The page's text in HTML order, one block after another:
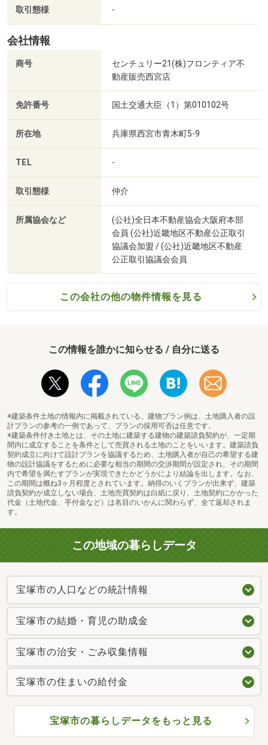
ご安心してご内覧頂けます！
・○・●・○・ ●・○・●・○・●・○・●・
■お客様のご都合に合わせてご案内■
『ローン相談だけ』『お家の中だけ見てみたい』などご要
望にお応え致します！
おおよその所要時間は下記をご参考ください
・現地／物件見学（約30分～）
・資金計画やローンのご相談（約30分～）
・○・●・○・ ●・○・●・○・●・○・●・
取引態様 -
会社情報
商号
センチュリー21(株)フロンティア不
動産販売西宮店
免許番号 国土交通大臣（1）第010102号
所在地 兵庫県西宮市青木町5-9
TEL -
取引態様 仲介
所属協会など
(公社)全日本不動産協会大阪府本部
会員 (公社)近畿地区不動産公正取引
協議会加盟 / (公社)近畿地区不動産
公正取引協議会会員
この会社の他の物件情報を見る
この情報を誰かに知らせる / 自分に送る
※建築条件土地の情報内に掲載されている、建物プラン例は、土地購入者の設
計プランの参考の一例であって、プランの採用可否は任意です。
※建築条件付き土地とは、その土地に建築する建物の建築請負契約が、一定期
間内に成立することを条件として売買される土地のことをいいます。建築請負
契約成立に向けて設計プランを協議するため、土地購入者が自己の希望する建
物の設計協議をするために必要な相当の期間の交渉期間が設定され、その期間
内で希望を満たすプランが実現できたかどうかにより結論を出します。なお、
この期間は概ね3ヶ月程度とされています。納得のいくプランが出来ず、建築
請負契約が成立しない場合、土地売買契約は白紙に戻り、土地契約にかかった
代金（土地代金、手付金など）は名目のいかんに関わらず、全て返却されま
す。
この地域の暮らしデータ
宝塚市の人口などの統計情報
宝塚市の結婚・育児の助成金
宝塚市の治安・ごみ収集情報
宝塚市の住まいの給付金
宝塚市の暮らしデータをもっと見る